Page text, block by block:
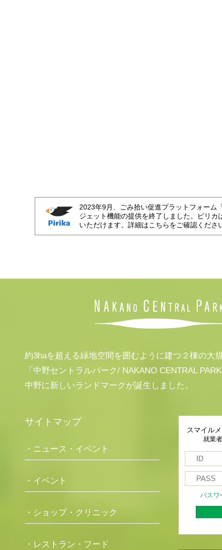
2023年9月、ごみ拾い促進プラットフォーム
ジェット機能の提供を終了しました。ピリカ
いただけます。詳細はこちらをご確認くださ
約3haを超える緑地空間を囲むように建つ２棟の大
「中野セントラルパーク/ NAKANO CENTRAL
中野に新しいランドマークが誕生しました。
サイトマップ
・ニュース・イベント
・イベント
・ショップ・クリニック
・レストラン・フード
スマイル
就業
パスワ